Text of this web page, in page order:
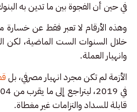
في حين أن الفجوة بين ما تدين به البنوك
وهذه الأرقام لا تعبر فقط عن
خلال السنوات الست الماضية، لكن
وانهيار العملة.
الأزمة لم تكن مجرد انهيار مصرفي، بل
قابلة للسداد والتزامات غير مغطاة.